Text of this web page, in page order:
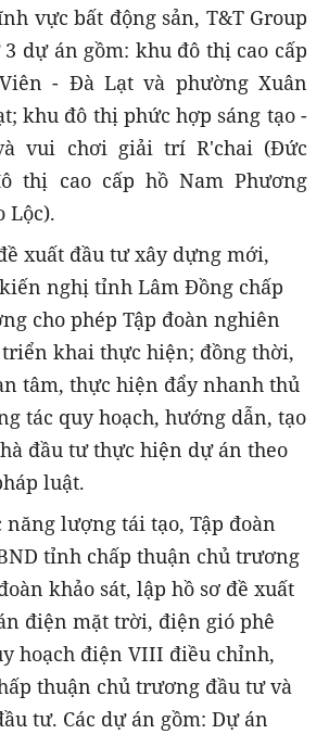
vực bất động sản, T&T Group
dự án gồm: khu đô thị cao cấp
- Đà Lạt và phường Xuân
khu đô thị phức hợp sáng tạo -
vui chơi giải trí R'chai (Đức
thị cao cấp hồ Nam Phương
Lộc).
xuất đầu tư xây dựng mới,
nghị tỉnh Lâm Đồng chấp
cho phép Tập đoàn nghiên
khai thực hiện; đồng thời,
tâm, thực hiện đẩy nhanh thủ
tác quy hoạch, hướng dẫn, tạo
đầu tư thực hiện dự án theo
luật.
lượng tái tạo, Tập đoàn
tỉnh chấp thuận chủ trương
khảo sát, lập hồ sơ đề xuất
điện mặt trời, điện gió phê
hoạch điện VIII điều chỉnh,
thuận chủ trương đầu tư và
tư. Các dự án gồm: Dự án